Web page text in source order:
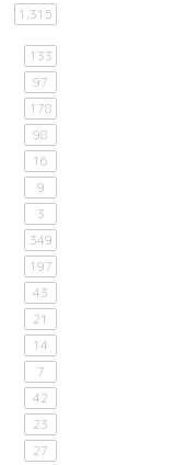
1,315
133
97
178
98
16
9
3
349
197
43
21
14
7
42
23
27